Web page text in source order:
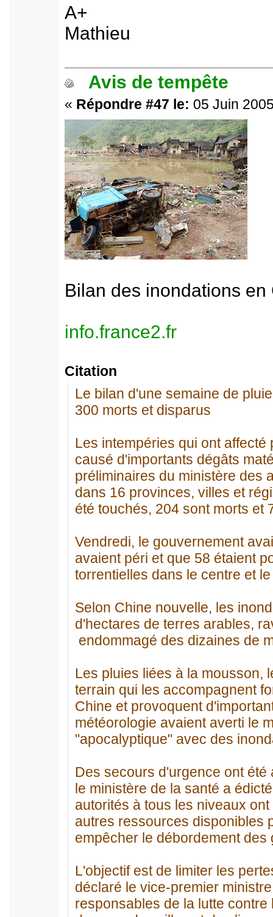
A+
Mathieu
Avis de tempête
« Répondre #47 le: 05 Juin
Bilan des inondations
info.france2.fr
Citation
Le bilan d'une semaine de
300 morts et disparus
Les intempéries qui ont
causé d'importants dégâts
préliminaires du ministère des
dans 16 provinces, villes et
été touchés, 204 sont morts et
Vendredi, le gouvernement
avaient péri et que 58 étaient
torrentielles dans le centre et
Selon Chine nouvelle, les
d'hectares de terres arables,
endommagé des dizaines de
Les pluies liées à la mousson,
terrain qui les accompagnent
Chine et provoquent
météorologie avaient averti le
"apocalyptique" avec des
Des secours d'urgence ont
le ministère de la santé a
autorités à tous les niveaux
autres ressources disponibles
empêcher le débordement
L'objectif est de limiter les
déclaré le vice-premier
responsables de la lutte